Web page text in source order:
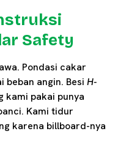
Safety
Pondasi cakar
beban angin. Besi H-
kami pakai punya
Kami tidur
karena billboard-nya